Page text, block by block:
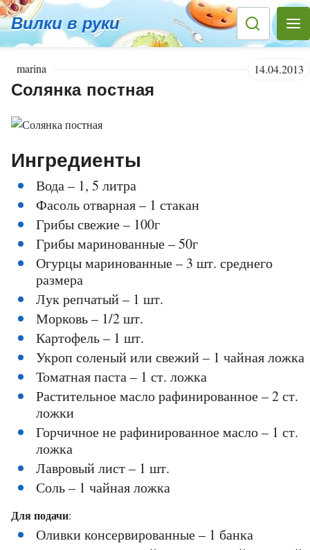
Вилки в руки
marina 14.04.2013
Солянка постная
Ингредиенты
Вода – 1, 5 литра
Фасоль отварная – 1 стакан
Грибы свежие – 100г
Грибы маринованные – 50г
Огурцы маринованные – 3 шт. среднего
размера
Лук репчатый – 1 шт.
Морковь – 1/2 шт.
Картофель – 1 шт.
Укроп соленый или свежий – 1 чайная ложка
Томатная паста – 1 ст. ложка
Растительное масло рафинированное – 2 ст.
ложки
Горчичное не рафинированное масло – 1 ст.
ложка
Лавровый лист – 1 шт.
Соль – 1 чайная ложка
Для подачи:
Оливки консервированные – 1 банка